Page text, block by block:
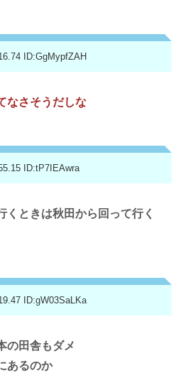
ID:GgMypfZAH
なさそうだしな
ID:tP7IEAwra
くときは秋田から回って行く
ID:gW03SaLKa
の田舎もダメ
あるのか